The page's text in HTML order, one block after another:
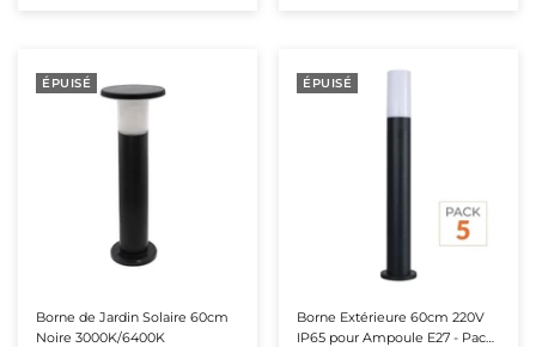
★★★★★
★★★★★
ÉPUISÉ
Borne de Jardin Solaire 60cm
Noire 3000K/6400K
ÉPUISÉ
Borne Extérieure 60cm 220V
IP65 pour Ampoule E27 - Pack